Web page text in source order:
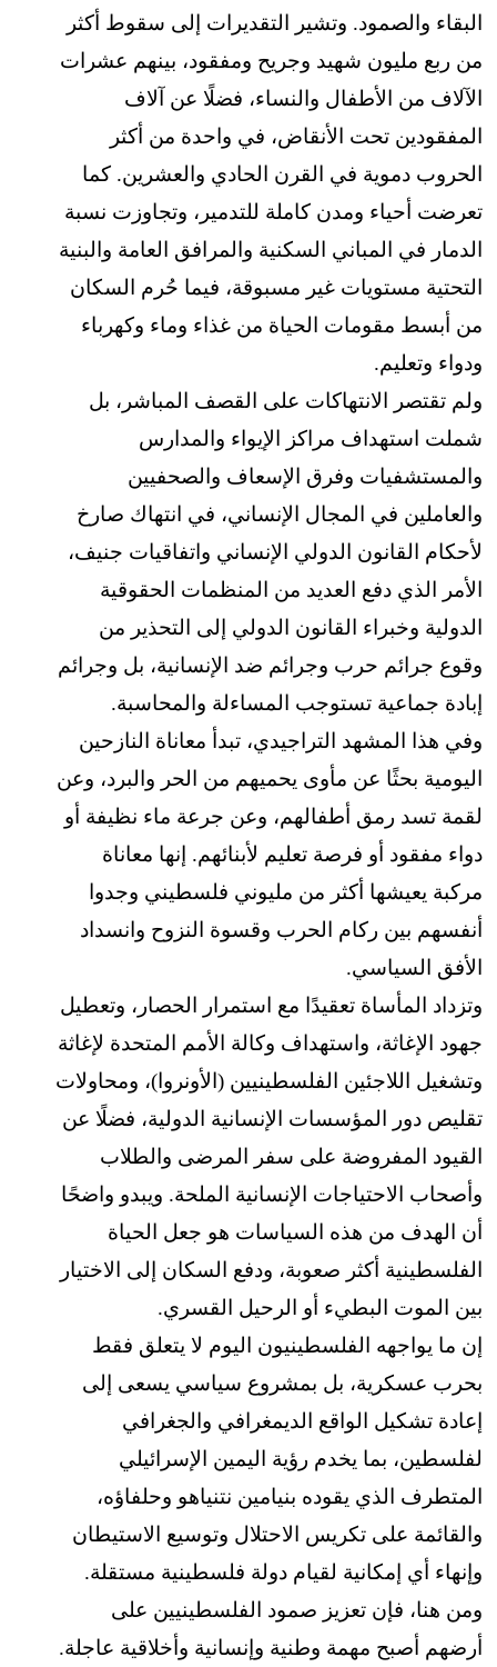
البقاء والصمود. وتشير التقديرات إلى سقوط أكثر
من ربع مليون شهيد وجريح ومفقود، بينهم عشرات
الآلاف من الأطفال والنساء، فضلًا عن آلاف
المفقودين تحت الأنقاض، في واحدة من أكثر
الحروب دموية في القرن الحادي والعشرين. كما
تعرضت أحياء ومدن كاملة للتدمير، وتجاوزت نسبة
الدمار في المباني السكنية والمرافق العامة والبنية
التحتية مستويات غير مسبوقة، فيما حُرم السكان
من أبسط مقومات الحياة من غذاء وماء وكهرباء
ودواء وتعليم.
ولم تقتصر الانتهاكات على القصف المباشر، بل
شملت استهداف مراكز الإيواء والمدارس
والمستشفيات وفرق الإسعاف والصحفيين
والعاملين في المجال الإنساني، في انتهاك صارخ
لأحكام القانون الدولي الإنساني واتفاقيات جنيف،
الأمر الذي دفع العديد من المنظمات الحقوقية
الدولية وخبراء القانون الدولي إلى التحذير من
وقوع جرائم حرب وجرائم ضد الإنسانية، بل وجرائم
إبادة جماعية تستوجب المساءلة والمحاسبة.
وفي هذا المشهد التراجيدي، تبدأ معاناة النازحين
اليومية بحثًا عن مأوى يحميهم من الحر والبرد، وعن
لقمة تسد رمق أطفالهم، وعن جرعة ماء نظيفة أو
دواء مفقود أو فرصة تعليم لأبنائهم. إنها معاناة
مركبة يعيشها أكثر من مليوني فلسطيني وجدوا
أنفسهم بين ركام الحرب وقسوة النزوح وانسداد
الأفق السياسي.
وتزداد المأساة تعقيدًا مع استمرار الحصار، وتعطيل
جهود الإغاثة، واستهداف وكالة الأمم المتحدة لإغاثة
وتشغيل اللاجئين الفلسطينيين (الأونروا)، ومحاولات
تقليص دور المؤسسات الإنسانية الدولية، فضلًا عن
القيود المفروضة على سفر المرضى والطلاب
وأصحاب الاحتياجات الإنسانية الملحة. ويبدو واضحًا
أن الهدف من هذه السياسات هو جعل الحياة
الفلسطينية أكثر صعوبة، ودفع السكان إلى الاختيار
بين الموت البطيء أو الرحيل القسري.
إن ما يواجهه الفلسطينيون اليوم لا يتعلق فقط
بحرب عسكرية، بل بمشروع سياسي يسعى إلى
إعادة تشكيل الواقع الديمغرافي والجغرافي
لفلسطين، بما يخدم رؤية اليمين الإسرائيلي
المتطرف الذي يقوده بنيامين نتنياهو وحلفاؤه،
والقائمة على تكريس الاحتلال وتوسيع الاستيطان
وإنهاء أي إمكانية لقيام دولة فلسطينية مستقلة.
ومن هنا، فإن تعزيز صمود الفلسطينيين على
أرضهم أصبح مهمة وطنية وإنسانية وأخلاقية عاجلة.